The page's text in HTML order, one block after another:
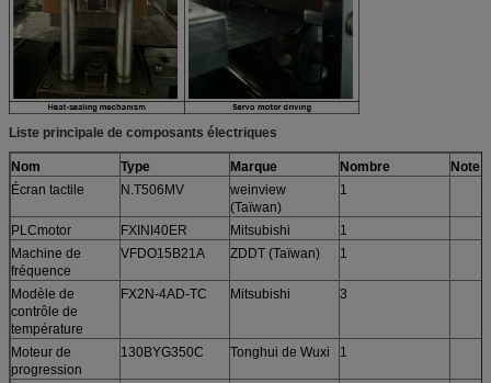
Liste principale de composants électriques
Nom Type Marque Nombre
Note
Écran tactile
N.T506MV
weinview
(Taïwan)
1
PLCmotor FXINI40ER Mitsubishi
1
Machine de
fréquence
VFDO15B21A ZDDT (Taïwan) 1
Modèle de
contrôle de
température
FX2N-4AD-TC Mitsubishi 3
Moteur de
progression
130BYG350C Tonghui de Wuxi 1